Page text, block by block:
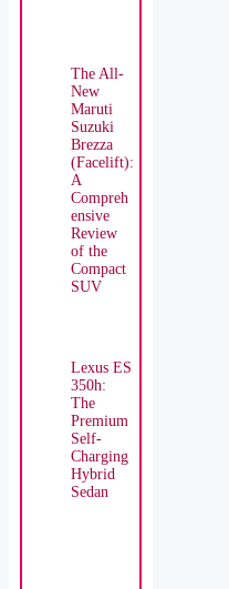
The All-
New
Maruti
Suzuki
Brezza
(Facelift):
A
Compreh
ensive
Review
of the
Compact
SUV
Lexus ES
350h:
The
Premium
Self-
Charging
Hybrid
Sedan